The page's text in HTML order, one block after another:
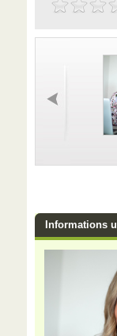
Informations